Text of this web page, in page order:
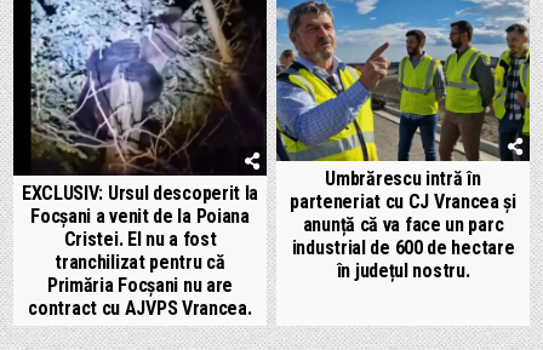
EXCLUSIV: Ursul descoperit la
Focșani a venit de la Poiana
Cristei. El nu a fost
tranchilizat pentru că
Primăria Focșani nu are
contract cu AJVPS Vrancea.
Umbrărescu intră în
parteneriat cu CJ Vrancea și
anunță că va face un parc
industrial de 600 de hectare
în județul nostru.